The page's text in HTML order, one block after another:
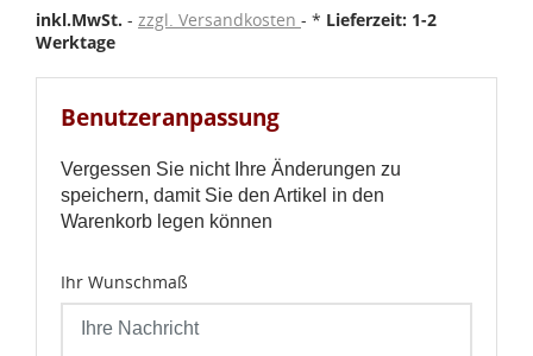
inkl.MwSt. zzgl. Versandkosten * Lieferzeit: 1-2
Werktage
Benutzeranpassung
Vergessen Sie nicht Ihre Änderungen zu
speichern, damit Sie den Artikel in den
Warenkorb legen können
Ihr Wunschmaß